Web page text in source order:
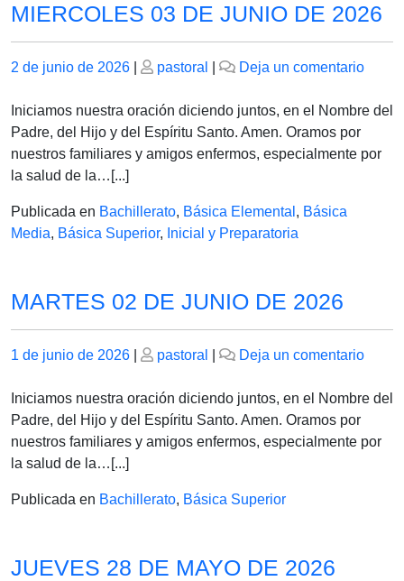
MIERCOLES 03 DE JUNIO DE 2026
Publicado
2 de junio de 2026
Publicado
pastoral Deja un comentarioen
03
Iniciamos nuestra oración diciendo juntos, en el Nombre del
Padre, del Hijo y del Espíritu Santo. Amen. Oramos por
nuestros familiares y amigos enfermos, especialmente por
la salud de la…[...]
Publicada en Bachillerato, Básica Elemental , Básica
Media, Básica Superior, Inicial y Preparatoria
MARTES 02 DE JUNIO DE 2026
Publicado
1 de junio de 2026
Publicado
pastoral Deja un comentarioen
02
Iniciamos nuestra oración diciendo juntos, en el Nombre del
Padre, del Hijo y del Espíritu Santo. Amen. Oramos por
nuestros familiares y amigos enfermos, especialmente por
la salud de la…[...]
Publicada en Bachillerato, Básica Superior
JUEVES 28 DE MAYO DE 2026